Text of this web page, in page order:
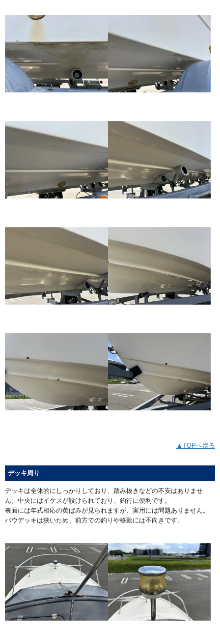
▲TOPへ戻る
デッキ周り
デッキは全体的にしっかりしており、踏み抜きなどの不安はありませ
ん。中央にはイケスが設けられており、釣行に便利です。
表面には年式相応の黄ばみが見られますが、実用には問題ありません。
バウデッキは狭いため、前方での釣りや移動には不向きです。